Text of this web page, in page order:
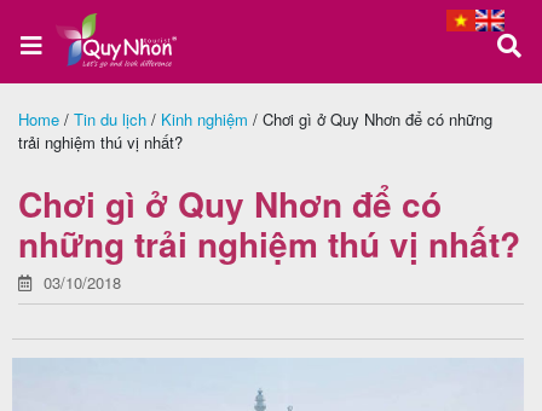
Trang
Tour
Nhơn
Home / Tin du lịch / Kinh nghiệm / Chơi gì ở Quy Nhơn để có những
trải nghiệm thú vị nhất?
Chơi gì ở Quy Nhơn để có
những trải nghiệm thú vị nhất?
03/10/2018